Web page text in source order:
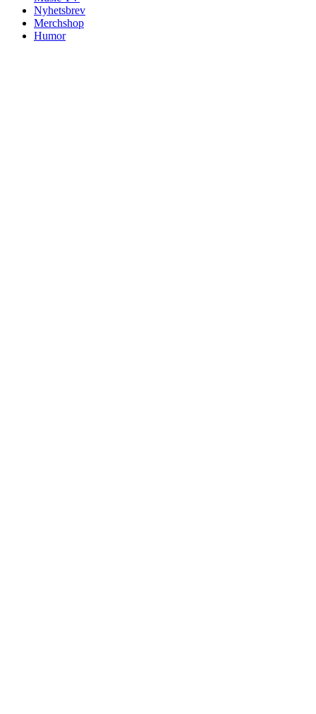
Nyhetsbrev
Merchshop
Humor